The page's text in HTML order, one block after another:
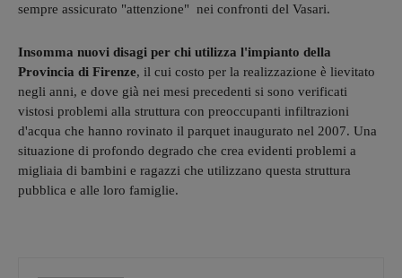
sempre assicurato "attenzione" nei confronti del Vasari.
Insomma nuovi disagi per chi utilizza l'impianto della
Provincia di Firenze, il cui costo per la realizzazione è lievitato
negli anni, e dove già nei mesi precedenti si sono verificati
vistosi problemi alla struttura con preoccupanti infiltrazioni
d'acqua che hanno rovinato il parquet inaugurato nel 2007. Una
situazione di profondo degrado che crea evidenti problemi a
migliaia di bambini e ragazzi che utilizzano questa struttura
pubblica e alle loro famiglie.